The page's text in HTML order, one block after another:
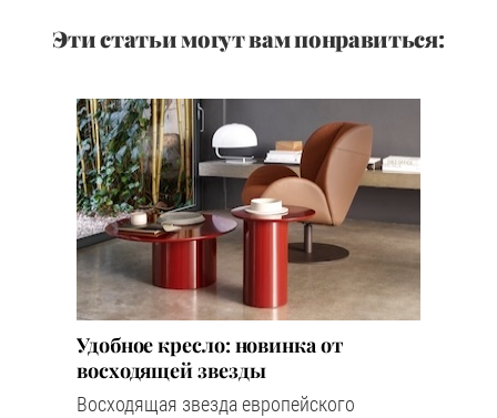
Эти статьи могут вам понравиться:
Удобное кресло: новинка от
восходящей звезды
Восходящая звезда европейского